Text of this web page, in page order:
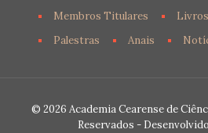
Membros Titulares
Livros
Palestras
Anais
© 2026 Academia Cearense de
Reservados -